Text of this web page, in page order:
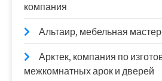
компания
Альтаир, мебельная
Арктек, компания по
межкомнатных арок и дверей